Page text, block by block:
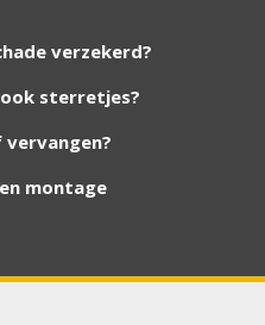
verzekerd?
sterretjes?
montage